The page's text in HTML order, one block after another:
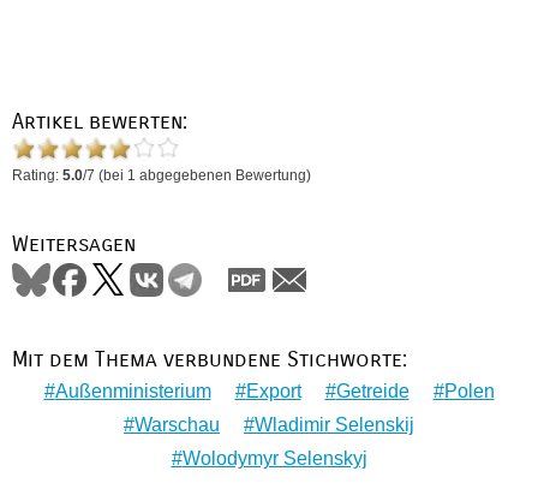
Artikel bewerten:
Rating: 5.0/7 (bei 1 abgegebenen Bewertung)
Weitersagen
Mit dem Thema verbundene Stichworte:
Außenministerium Export Getreide
Polen
Warschau
Wladimir Selenskij
Wolodymyr Selenskyj